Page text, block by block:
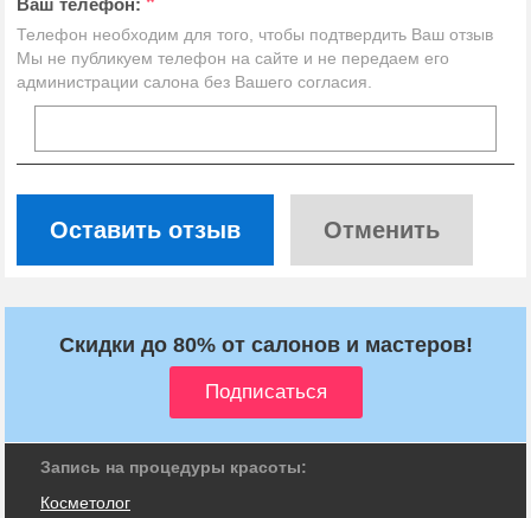
Ваш телефон:
Телефон необходим для того, чтобы подтвердить Ваш отзыв
Мы не публикуем телефон на сайте и не передаем его
администрации салона без Вашего согласия.
Оставить отзыв Отменить
Скидки до 80% от салонов и мастеров!
Запись на процедуры красоты:
Косметолог